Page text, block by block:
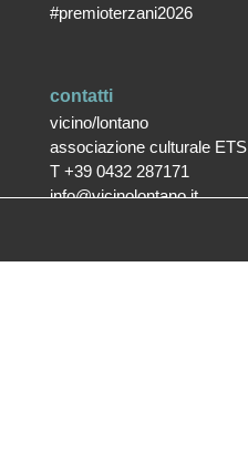
#premioterzani2026
contatti
vicino/lontano
associazione culturale ETS
T +39 0432 287171
info@vicinolontano.it